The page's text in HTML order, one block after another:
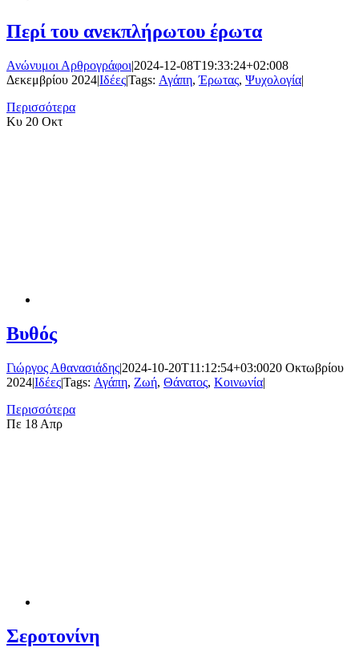
Περί του ανεκπλήρωτου έρωτα
Ανώνυμοι Αρθρογράφοι|2024-12-08T19:33:24+02:008
Δεκεμβρίου 2024|Ιδέες|Tags: Αγάπη,Έρωτας, Ψυχολογία|
Περισσότερα
Κυ 20 Οκτ
Βυθός
Γιώργος Αθανασιάδης|2024-10-20T11:12:54+03:0020 Οκτωβρίου
2024|Ιδέες|Tags: Αγάπη, Ζωή, Θάνατος, Κοινωνία|
Περισσότερα
Πε 18 Απρ
Σεροτονίνη